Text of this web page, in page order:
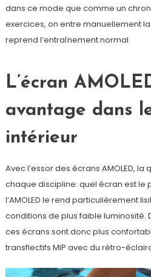
dans ce mode que comme un
exercices, on entre manuellement
reprend l’entraînement normal.
L’écran
avantage dans
intérieur
Avec l’essor des écrans AMOLED,
chaque discipline: quel écran est le
l’AMOLED le rend particulièrement
conditions de plus faible luminosité.
ces écrans sont donc plus
transflectifs MIP avec du rétro-